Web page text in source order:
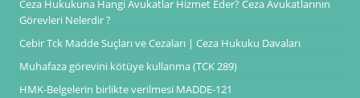
Ceza Hukukuna Hangi Avukatlar Hizmet Eder? Ceza Avukatlarının
Görevleri Nelerdir ?
Cebir Tck Madde Suçları ve Cezaları | Ceza Hukuku Davaları
Muhafaza görevini kötüye kullanma (TCK 289)
HMK-Belgelerin birlikte verilmesi MADDE-121